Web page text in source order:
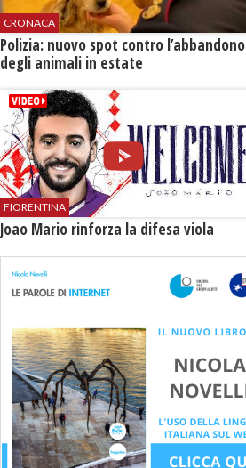
CRONACA
Polizia: nuovo spot contro l’abbandono
degli animali in estate
FIORENTINA
Joao Mario rinforza la difesa viola